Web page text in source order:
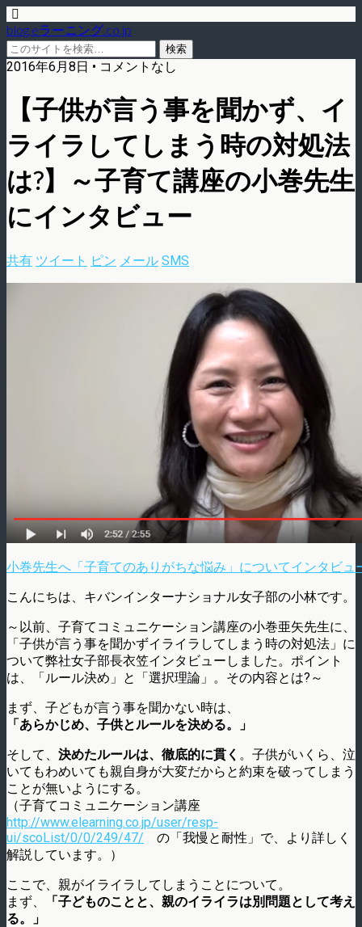
blog.eラーニング.co.jp
2016年6月8日 • コメントなし
【子供が言う事を聞かず、イ
ライラしてしまう時の対処法
は?】～子育て講座の小巻先生
にインタビュー
共有 ツイート ピン メール SMS
小巻先生へ「子育てのありがちな悩み」についてインタビュ
こんにちは、キバンインターナショナル女子部の小林です。
～以前、子育てコミュニケーション講座の小巻亜矢先生に、
「子供が言う事を聞かずイライラしてしまう時の対処法」に
ついて弊社女子部長衣笠インタビューしました。ポイント
は、「ルール決め」と「選択理論」。その内容とは?～
まず、子どもが言う事を聞かない時は、
「あらかじめ、子供とルールを決める。」
そして、 決めたルールは、徹底的に貫く 。子供がいくら、泣
いてもわめいても親自身が大変だからと約束を破ってしまう
ことが無いようにする。
（子育てコミュニケーション講座
http://www.elearning.co.jp/user/resp-
ui/scoList/0/0/249/47/ の「我慢と耐性」で、より詳しく
解説しています。）
ここで、親がイライラしてしまうことについて。
まず、
「子どものことと、親のイライラは別問題として考え
る。」